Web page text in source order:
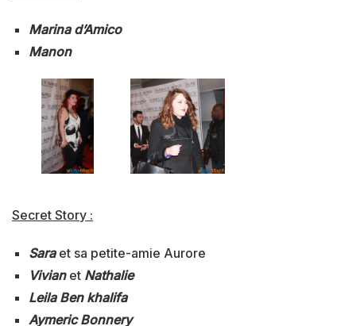
Marina d’Amico
Manon
Secret Story :
Saraet sa petite-amie Aurore
Vivianet Nathalie
Leila Ben khalifa
Aymeric Bonnery